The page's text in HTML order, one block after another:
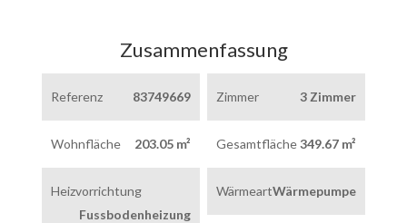
Zusammenfassung
Referenz 83749669 Zimmer 3 Zimmer
Wohnfläche 203.05 m² Gesamtfläche 349.67 m²
Heizvorrichtung
Fussbodenheizung
WärmeartWärmepumpe